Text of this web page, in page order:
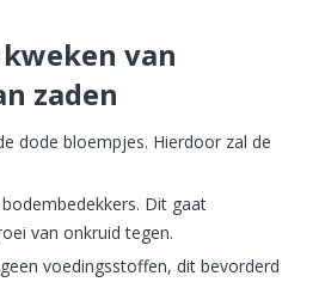
van
zaden
dode bloempjes. Hierdoor zal de
Dit gaat
van onkruid tegen.
voedingsstoffen, dit bevorderd